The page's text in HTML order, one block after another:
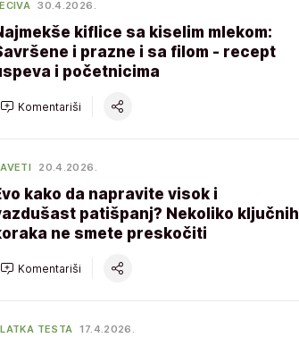
30.4.2026.
kiflice sa kiselim mlekom:
i prazne i sa filom - recept
i početnicima
Komentariši
20.4.2026.
kako da napravite visok i
patišpanj? Nekoliko ključnih
ne smete preskočiti
Komentariši
TESTA 17.4.2026.